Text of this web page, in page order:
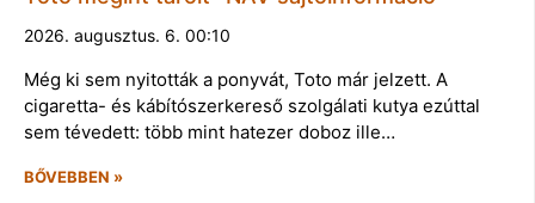
2026. augusztus. 6. 00:10
Még ki sem nyitották a ponyvát, Toto már jelzett. A
cigaretta- és kábítószerkereső szolgálati kutya ezúttal
sem tévedett: több mint hatezer doboz ille…
BŐVEBBEN »